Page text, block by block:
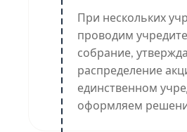
При нескольких
проводим
собрание,
распределение
единственном
оформляем